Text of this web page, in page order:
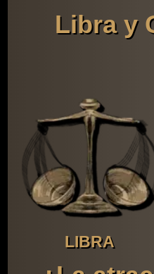
Libra y
LIBRA